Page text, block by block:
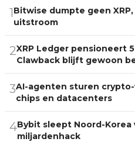
1Bitwise dumpte geen
uitstroom
2XRP Ledger pensioneert
Clawback blijft gewoon
3AI-agenten sturen
chips en datacenters
4Bybit sleept Noord-
miljardenhack